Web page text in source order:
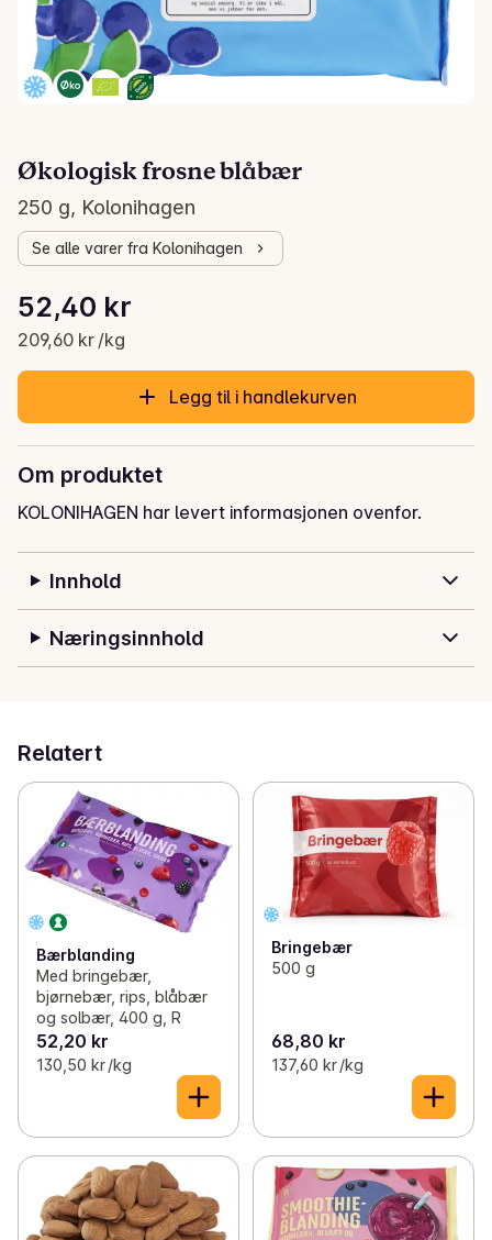
Økologisk frosne blåbær
250 g, Kolonihagen
Se alle varer fra Kolonihagen
Gjeldende pris er: 52,40 kr
52,40 kr
209,60 kr /kg
Stykkpris: 209,60 kr /kg
Legg til i handlekurven
Om produktet
KOLONIHAGEN har levert informasjonen ovenfor.
Innhold
Næringsinnhold
Relatert
Bærblanding
Med bringebær,
bjørnebær, rips, blåbær
og solbær, 400 g, R
52,20 kr
130,50 kr /kg
Bringebær
500 g
68,80 kr
137,60 kr /kg